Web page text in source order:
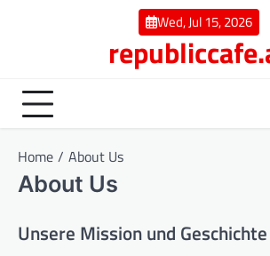
Wed, Jul 15, 2026
Home About Us
About Us
Unsere Mission und Geschichte